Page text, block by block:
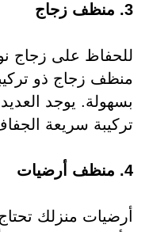
3. منظف زجاج
للحفاظ على زجاج
منظف زجاج ذو
بسهولة. يوجد
تركيبة سريعة
4. منظف أرضيات
أرضيات منزلك